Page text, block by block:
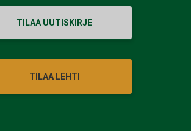
TILAA UUTISKIRJE
TILAA LEHTI